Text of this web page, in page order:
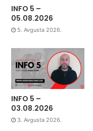
INFO 5 –
05.08.2026
5. Avgusta 2026.
INFO 5 –
03.08.2026
3. Avgusta 2026.